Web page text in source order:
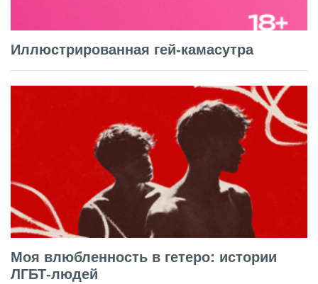
Иллюстрированная гей-камасутра
Моя влюбленность в гетеро: истории
ЛГБТ-людей